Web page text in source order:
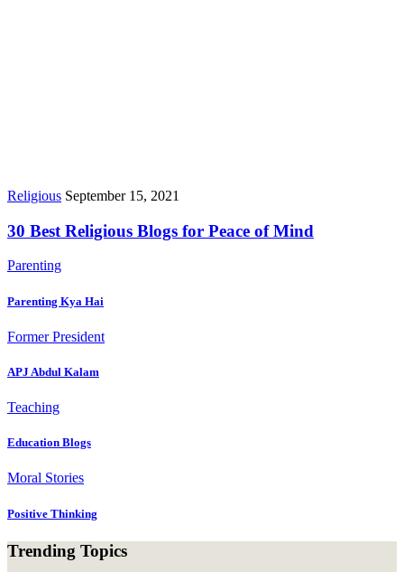
Religious September 15, 2021
30 Best Religious Blogs for Peace of Mind
Parenting
Parenting Kya Hai
Former President
APJ Abdul Kalam
Teaching
Education Blogs
Moral Stories
Positive Thinking
Trending Topics